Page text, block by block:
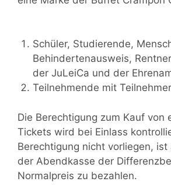
Schüler, Studierende,
Behindertenausweis,
der JuLeiCa und der
Teilnehmende mit
Die Berechtigung zum Kauf von
Tickets wird bei Einlass
Berechtigung nicht vorliegen, ist
der Abendkasse der
Normalpreis zu bezahlen.